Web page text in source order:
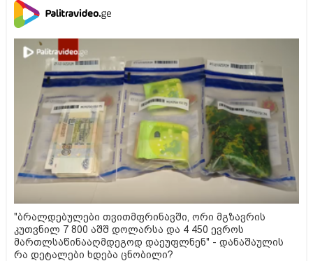
"ბრალდებულები თვითმფრინავში, ორი მგზავრის
კუთვნილ 7 800 აშშ დოლარსა და 4 450 ევროს
მართლსაწინააღმდეგოდ დაეუფლნენ" - დანაშაულის
რა დეტალები ხდება ცნობილი?